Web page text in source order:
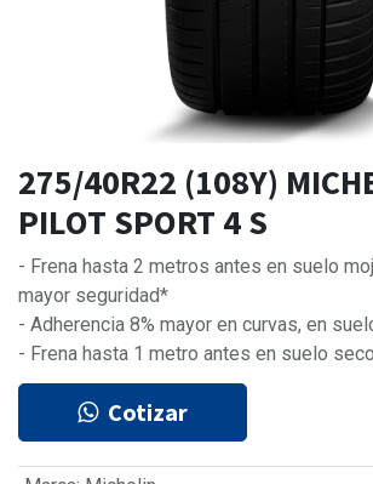
275/40R22 (108Y)
PILOT SPORT 4 S
- Frena hasta 2 metros antes en suelo
mayor seguridad*
- Adherencia 8% mayor en curvas, en
- Frena hasta 1 metro antes en suelo
Cotizar